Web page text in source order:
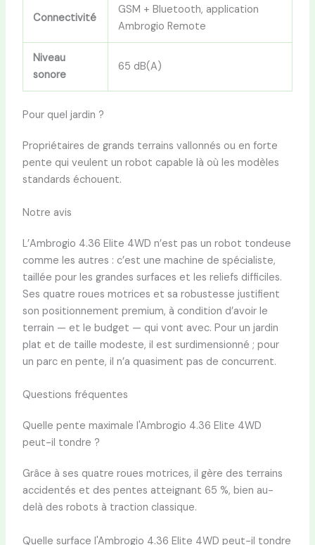
Connectivité
GSM + Bluetooth, application
Ambrogio Remote
Niveau
sonore
65 dB(A)
Pour quel jardin ?
Propriétaires de grands terrains vallonnés ou en forte
pente qui veulent un robot capable là où les modèles
standards échouent.
Notre avis
L’Ambrogio 4.36 Elite 4WD n’est pas un robot tondeuse
comme les autres : c’est une machine de spécialiste,
taillée pour les grandes surfaces et les reliefs difficiles.
Ses quatre roues motrices et sa robustesse justifient
son positionnement premium, à condition d’avoir le
terrain — et le budget — qui vont avec. Pour un jardin
plat et de taille modeste, il est surdimensionné ; pour
un parc en pente, il n’a quasiment pas de concurrent.
Questions fréquentes
Quelle pente maximale l'Ambrogio 4.36 Elite 4WD
peut-il tondre ?
Grâce à ses quatre roues motrices, il gère des terrains
accidentés et des pentes atteignant 65 %, bien au-
delà des robots à traction classique.
Quelle surface l'Ambrogio 4.36 Elite 4WD peut-il tondre